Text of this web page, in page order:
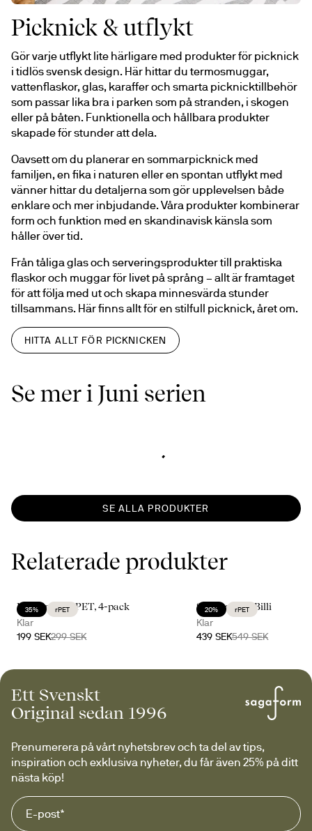
Picknick & utflykt
Gör varje utflykt lite härligare med produkter för picknick
i tidlös svensk design. Här hittar du termosmuggar,
vattenflaskor, glas, karaffer och smarta picknicktillbehör
som passar lika bra i parken som på stranden, i skogen
eller på båten. Funktionella och hållbara produkter
skapade för stunder att dela.
Oavsett om du planerar en sommarpicknick med
familjen, en fika i naturen eller en spontan utflykt med
vänner hittar du detaljerna som gör upplevelsen både
enklare och mer inbjudande. Våra produkter kombinerar
form och funktion med en skandinavisk känsla som
håller över tid.
Från tåliga glas och serveringsprodukter till praktiska
flaskor och muggar för livet på språng – allt är framtaget
för att följa med ut och skapa minnesvärda stunder
tillsammans. Här finns allt för en stilfull picknick, året om.
HITTA ALLT FÖR PICKNICKEN
Se mer i Juni serien
SE ALLA PRODUKTER
Relaterade produkter
35% rPET
Billi vinglas rPET, 4-pack
Klar
199 SEK299 SEK
20% rPET
Servera med Billi
Klar
439 SEK549 SEK
Ett Svenskt
Original sedan 1996
Prenumerera på vårt nyhetsbrev och ta del av tips,
inspiration och exklusiva nyheter, du får även 25% på ditt
nästa köp!